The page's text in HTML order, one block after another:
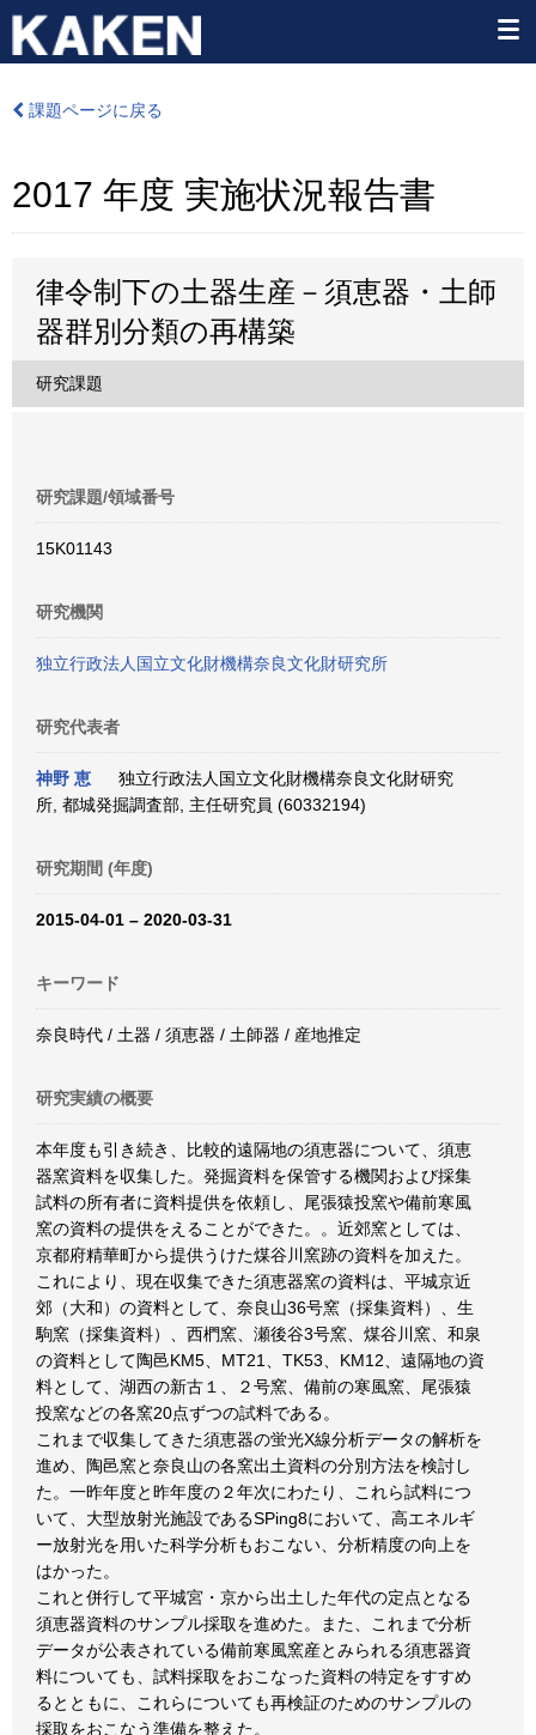
課題ページに戻る
2017 年度 実施状況報告書
律令制下の土器生産－須恵器・土師
器群別分類の再構築
研究課題
研究課題/領域番号
15K01143
研究機関
独立行政法人国立文化財機構奈良文化財研究所
研究代表者
神野 恵
独立行政法人国立文化財機構奈良文化財研究
所, 都城発掘調査部, 主任研究員 (60332194)
研究期間 (年度)
2015-04-01 – 2020-03-31
キーワード
奈良時代 / 土器 / 須恵器 / 土師器 / 産地推定
研究実績の概要
本年度も引き続き、比較的遠隔地の須恵器について、須恵
器窯資料を収集した。発掘資料を保管する機関および採集
試料の所有者に資料提供を依頼し、尾張猿投窯や備前寒風
窯の資料の提供をえることができた。。近郊窯としては、
京都府精華町から提供うけた煤谷川窯跡の資料を加えた。
これにより、現在収集できた須恵器窯の資料は、平城京近
郊（大和）の資料として、奈良山36号窯（採集資料）、生
駒窯（採集資料）、西椚窯、瀬後谷3号窯、煤谷川窯、和泉
の資料として陶邑KM5、MT21、TK53、KM12、遠隔地の資
料として、湖西の新古１、２号窯、備前の寒風窯、尾張猿
投窯などの各窯20点ずつの試料である。
これまで収集してきた須恵器の蛍光X線分析データの解析を
進め、陶邑窯と奈良山の各窯出土資料の分別方法を検討し
た。一昨年度と昨年度の２年次にわたり、これら試料につ
いて、大型放射光施設であるSPing8において、高エネルギ
ー放射光を用いた科学分析もおこない、分析精度の向上を
はかった。
これと併行して平城宮・京から出土した年代の定点となる
須恵器資料のサンプル採取を進めた。また、これまで分析
データが公表されている備前寒風窯産とみられる須恵器資
料についても、試料採取をおこなった資料の特定をすすめ
るとともに、これらについても再検証のためのサンプルの
採取をおこなう準備を整えた。